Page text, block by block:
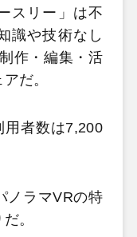
スリー」は不
識や技術なし
作・編集・活
だ。
用者数は7,200
ノラマVRの特
。